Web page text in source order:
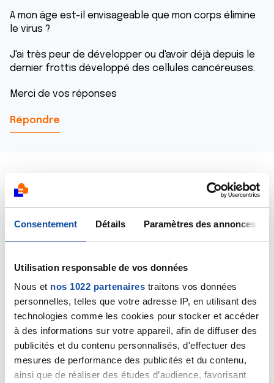
Consentement Détails Paramètres des annonces
Utilisation responsable de vos données
Nous et nos 1022 partenaires traitons vos données
personnelles, telles que votre adresse IP, en utilisant des
technologies comme les cookies pour stocker et accéder
à des informations sur votre appareil, afin de diffuser des
publicités et du contenu personnalisés, d'effectuer des
mesures de performance des publicités et du contenu,
ainsi que de réaliser des études d’audience, favorisant
A mon âge est-il envisageable que mon corps élimine
le virus ?
J'ai très peur de développer ou d'avoir déjà depuis le
dernier frottis développé des cellules cancéreuses.
Merci de vos réponses
Répondre
Dr A.Marceau
Bonjour,
La plupart des infections à HPV guérissent
spontanément, quelque soit l'âge. Si l'infection à HPV
devient chronique, alors il y a un risque que cette
infection provoque des lésions cellulaires, d'abord
des lésions de dysplasie, lesquelles peuvent ensuite
se transformer en lésions cancéreuses. Mais ce